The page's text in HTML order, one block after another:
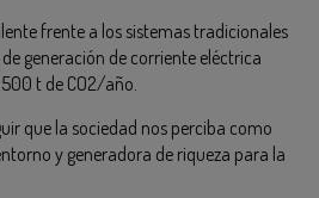
frente a los sistemas tradicionales
generación de corriente eléctrica
t de CO2/año.
que la sociedad nos perciba como
y generadora de riqueza para la